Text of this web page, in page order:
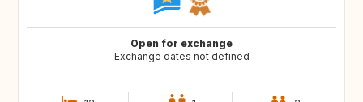
Open for exchange
Exchange dates not defined